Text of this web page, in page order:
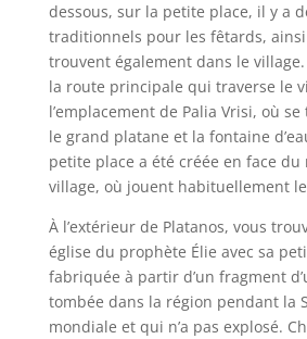
dessous, sur la petite place, il y a
traditionnels pour les fêtards,
trouvent également dans le village.
la route principale qui traverse le
l’emplacement de Palia Vrisi, où
le grand platane et la fontaine
petite place a été créée en face
village, où jouent habituellement
À l’extérieur de Platanos, vous
église du prophète Élie avec sa
fabriquée à partir d’un fragment
tombée dans la région pendant la
mondiale et qui n’a pas explosé.